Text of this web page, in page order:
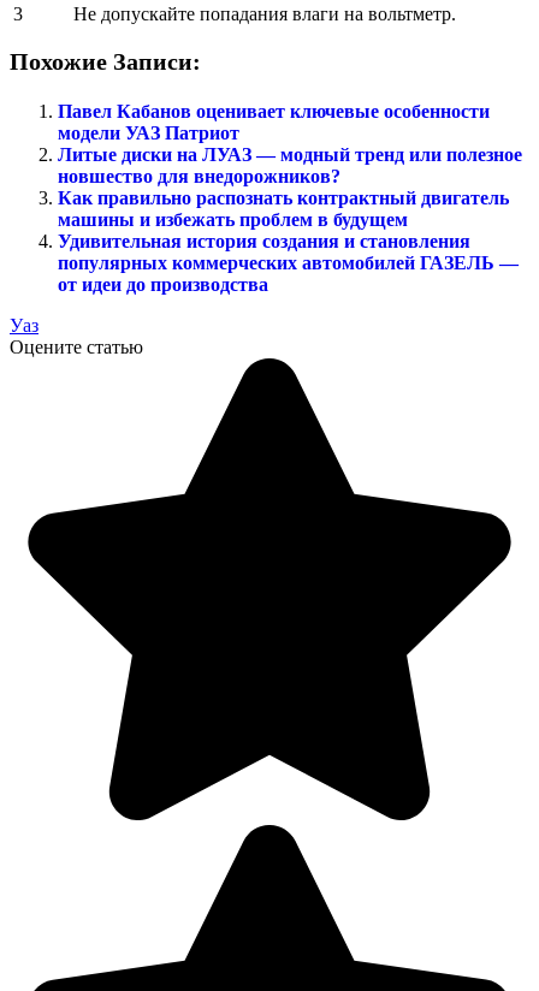
3
Не допускайте попадания влаги на вольтметр.
Похожие Записи:
Павел Кабанов оценивает ключевые особенности
модели УАЗ Патриот
Литые диски на ЛУАЗ — модный тренд или полезное
новшество для внедорожников?
Как правильно распознать контрактный двигатель
машины и избежать проблем в будущем
Удивительная история создания и становления
популярных коммерческих автомобилей ГАЗЕЛЬ —
от идеи до производства
Уаз
Оцените статью